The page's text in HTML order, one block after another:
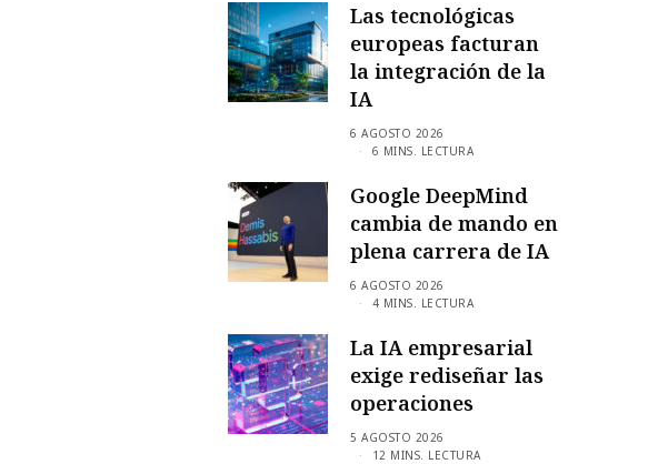
Las tecnológicas
europeas facturan
la integración de la
IA
6 AGOSTO 2026
6 MINS. LECTURA
Google DeepMind
cambia de mando en
plena carrera de IA
6 AGOSTO 2026
4 MINS. LECTURA
La IA empresarial
exige rediseñar las
operaciones
5 AGOSTO 2026
12 MINS. LECTURA